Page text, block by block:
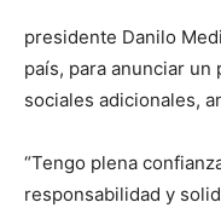
presidente Danilo
país, para anunciar
sociales adicionales,
“Tengo plena
responsabilidad y